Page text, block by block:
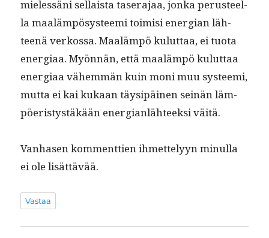
mielessäni sel­l­aista taser­a­jaa, jon­ka perus­teel­
la maaläm­pösys­tee­mi toimisi ener­gian läh­
teenä verkos­sa. Maaläm­pö kulut­taa, ei tuo­ta
ener­giaa. Myön­nän, että maaläm­pö kulut­taa
ener­giaa vähem­män kuin moni muu sys­tee­mi,
mut­ta ei kai kukaan täysipäi­nen seinän läm­
pöeristys­täkään ener­gian­läh­teek­si väitä.
Van­hasen kom­ment­tien ihmette­lyyn min­ul­la
ei ole lisättävää.
Vastaa